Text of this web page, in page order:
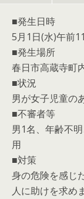
■発生日時
5月1日(水)午前
■発生場所
春日市高蔵寺町
■状況
男が女子児童の
■不審者等
男1名、年齢不
用
■対策
身の危険を感じ
人に助けを求め